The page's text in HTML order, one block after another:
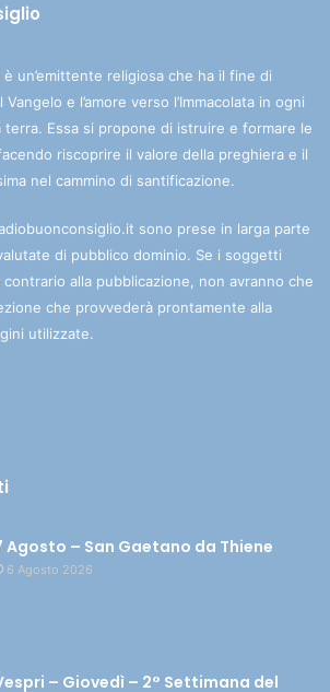
è un’emittente religiosa che ha il fine di
e l’amore verso l’Immacolata in ogni
Essa si propone di istruire e formare le
riscoprire il valore della preghiera e il
nel cammino di santificazione.
sono prese in larga parte
di pubblico dominio. Se i soggetti
alla pubblicazione, non avranno che
che provvederà prontamente alla
utilizzate.
Agosto – San Gaetano da Thiene
6 Agosto 2026
– Giovedì – 2° Settimana del